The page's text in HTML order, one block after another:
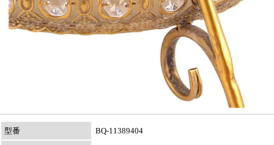
型番 BQ-11389404